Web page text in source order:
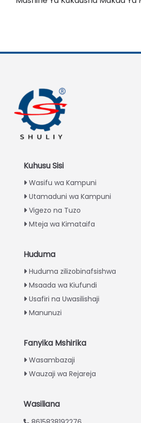
Kuhusu Sisi
Wasifu wa Kampuni
Utamaduni wa Kampuni
Vigezo na Tuzo
Mteja wa Kimataifa
Huduma
Huduma zilizobinafsishwa
Msaada wa Kiufundi
Usafiri na Uwasilishaji
Manunuzi
Fanyika Mshirika
Wasambazaji
Wauzaji wa Rejareja
Wasiliana
Hindi
Japanese
Vietnamese
Thai
Turkish
Greek